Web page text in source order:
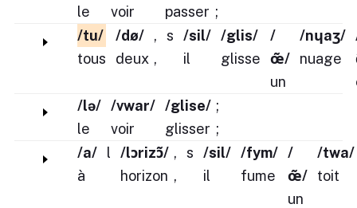
le
voir
passer ;
/tu/
tous
/dø/
deux
,
,
s
/sil/
il
/glis/
glisse
/
œ̃/
un
/nɥaʒ/
nuage
/lə/
le
/vwar/
voir
/glise/
glisser
;
;
/a/
à
l
/lɔrizɔ̃/
horizon
,
,
s
/sil/
il
/fym/
fume
/
œ̃/
un
/twa/
toit